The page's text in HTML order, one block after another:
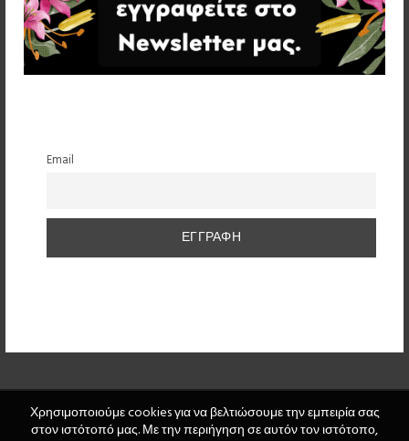
Email
Χρησιμοποιούμε cookies για να βελτιώσουμε την εμπειρία σας
στον ιστότοπό μας. Με την περιήγηση σε αυτόν τον ιστότοπο,